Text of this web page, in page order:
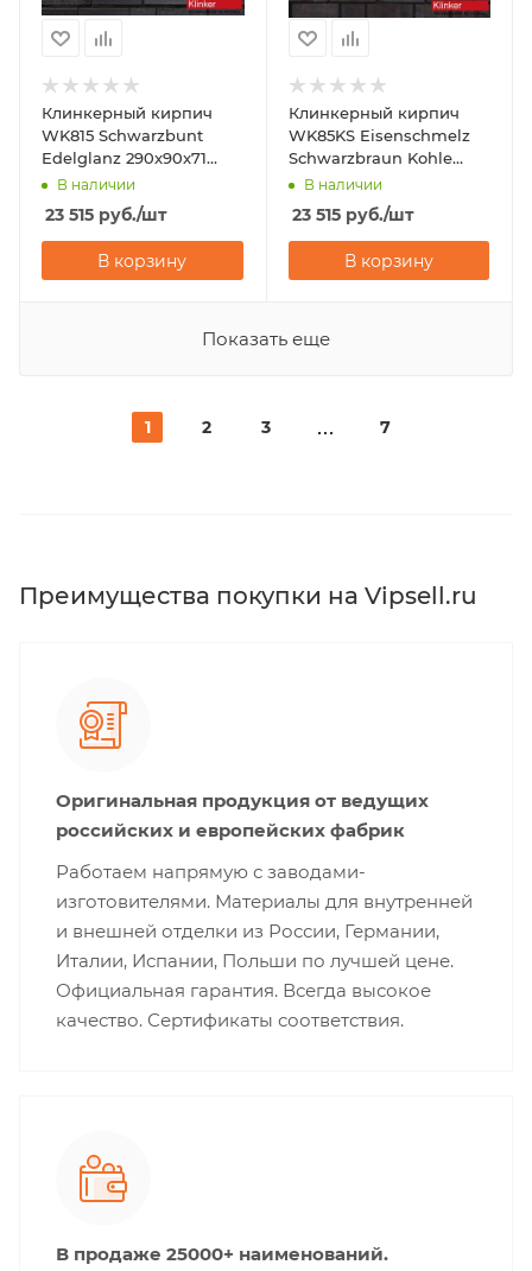
Клинкерный кирпич
WK815 Schwarzbunt
Edelglanz 290x90x71
Westerwalder Klinker
В наличии
23 515 руб./шт
В корзину
Клинкерный кирпич
WK85KS Eisenschmelz
Schwarzbraun Kohle
Spezial 290x60x40
Westerwalder Klinker
В наличии
23 515руб./шт
В корзину
Показать еще
1 2 3 7
Преимущества покупки на Vipsell.ru
Оригинальная продукция от ведущих
российских и европейских фабрик
Работаем напрямую с заводами-
изготовителями. Материалы для внутренней
и внешней отделки из России, Германии,
Италии, Испании, Польши по лучшей цене.
Официальная гарантия. Всегда высокое
качество. Сертификаты соответствия.
В продаже 25000+ наименований.